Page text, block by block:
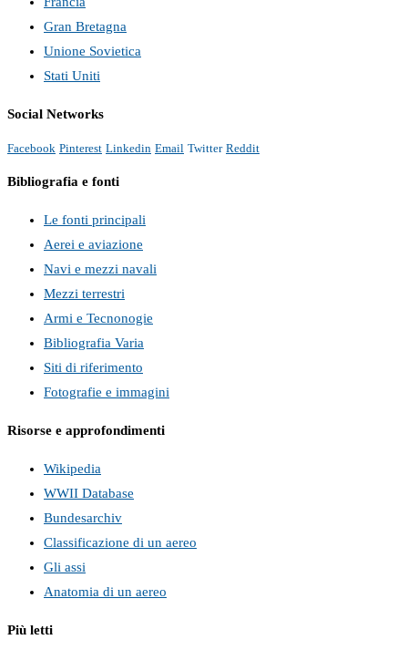
Gran Bretagna
Unione Sovietica
Stati Uniti
Social Networks
Facebook Pinterest Linkedin Email Twitter Reddit
Bibliografia e fonti
Le fonti principali
Aerei e aviazione
Navi e mezzi navali
Mezzi terrestri
Armi e Tecnonogie
Bibliografia Varia
Siti di riferimento
Fotografie e immagini
Risorse e approfondimenti
Wikipedia
WWII Database
Bundesarchiv
Classificazione di un aereo
Gli assi
Anatomia di un aereo
Più letti